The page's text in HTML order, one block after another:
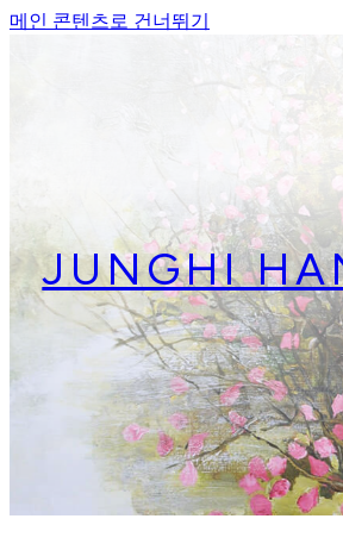
메인 콘텐츠로 건너뛰기
JUNGHI